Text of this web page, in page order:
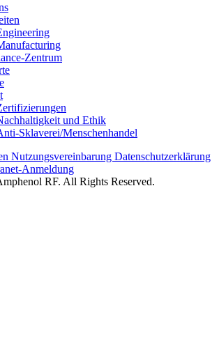
Zentrum
und Ethik
Sklaverei/Menschenhandel
Nutzungsvereinbarung Datenschutzerklärung
Anmeldung
RF. All Rights Reserved.